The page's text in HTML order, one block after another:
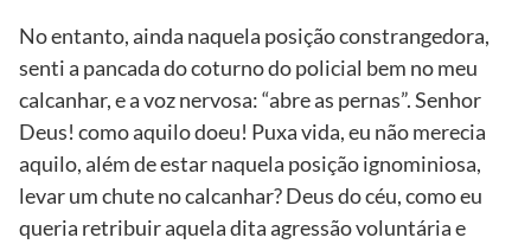
No entanto, ainda naquela posição constrangedora,
senti a pancada do coturno do policial bem no meu
calcanhar, e a voz nervosa: “abre as pernas”. Senhor
Deus! como aquilo doeu! Puxa vida, eu não merecia
aquilo, além de estar naquela posição ignominiosa,
levar um chute no calcanhar? Deus do céu, como eu
queria retribuir aquela dita agressão voluntária e